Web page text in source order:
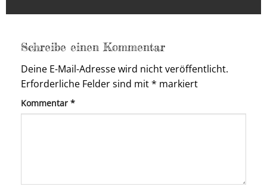
Schreibe einen Kommentar
Deine E-Mail-Adresse wird nicht veröffentlicht.
Erforderliche Felder sind mit* markiert
Kommentar *